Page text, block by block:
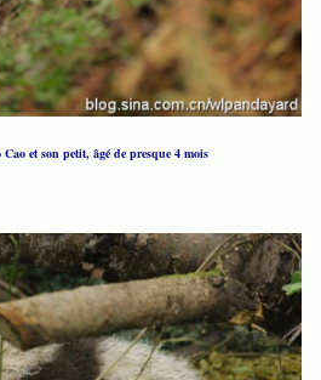
et son petit, âgé de presque 4 mois